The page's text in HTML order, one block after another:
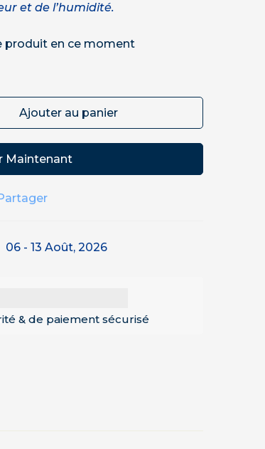
et de l’humidité.
produit en ce moment
Ajouter au panier
Maintenant
06 - 13 Août, 2026
& de paiement sécurisé